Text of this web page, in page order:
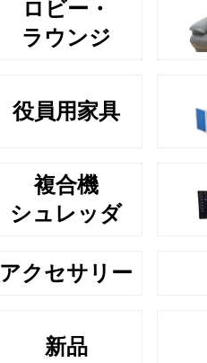
ロビー・
ラウンジ
役員用家具
複合機
シュレッダ
アクセサリー
新品